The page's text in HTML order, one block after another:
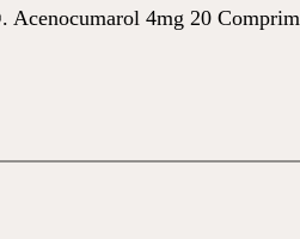
Acenocumarol 4mg 20